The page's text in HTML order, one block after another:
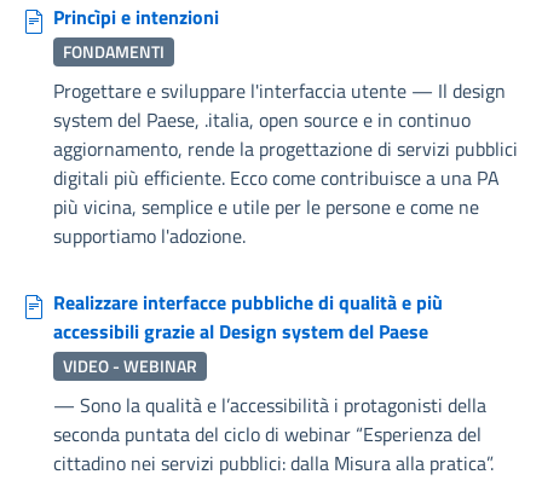
Princìpi e intenzioni
FONDAMENTI
Progettare e sviluppare l'interfaccia utente — Il design
system del Paese, .italia, open source e in continuo
aggiornamento, rende la progettazione di servizi pubblici
digitali più efficiente. Ecco come contribuisce a una PA
più vicina, semplice e utile per le persone e come ne
supportiamo l'adozione.
Realizzare interfacce pubbliche di qualità e più
accessibili grazie al Design system del Paese
VIDEO - WEBINAR
— Sono la qualità e l’accessibilità i protagonisti della
seconda puntata del ciclo di webinar “Esperienza del
cittadino nei servizi pubblici: dalla Misura alla pratica”.